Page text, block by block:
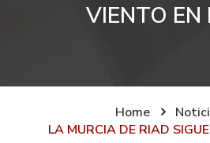
VIENTO EN
Home
LA MURCIA DE RIAD